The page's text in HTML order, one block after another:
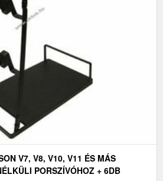
V7, V8, V10, V11 ÉS MÁS
PORSZÍVÓHOZ + 6DB